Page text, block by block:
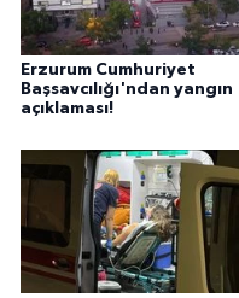
Erzurum Cumhuriyet
Başsavcılığı'ndan yangın
açıklaması!